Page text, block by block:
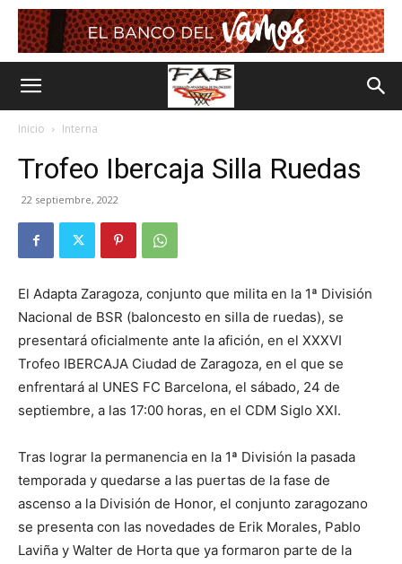
Inicio Interna
Trofeo Ibercaja Silla Ruedas
22 septiembre, 2022
El Adapta Zaragoza, conjunto que milita en la 1ª División
Nacional de BSR (baloncesto en silla de ruedas), se
presentará oficialmente ante la afición, en el XXXVI
Trofeo IBERCAJA Ciudad de Zaragoza, en el que se
enfrentará al UNES FC Barcelona, el sábado, 24 de
septiembre, a las 17:00 horas, en el CDM Siglo XXI.
Tras lograr la permanencia en la 1ª División la pasada
temporada y quedarse a las puertas de la fase de
ascenso a la División de Honor, el conjunto zaragozano
se presenta con las novedades de Erik Morales, Pablo
Laviña y Walter de Horta que ya formaron parte de la